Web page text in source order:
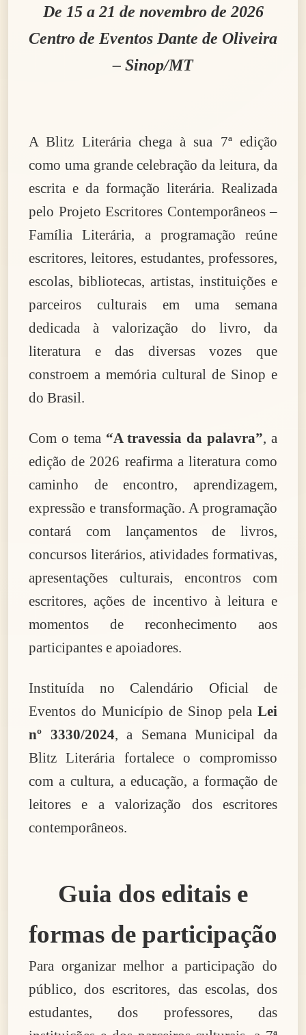
De 15 a 21 de novembro de 2026
Centro de Eventos Dante de Oliveira
– Sinop/MT
A Blitz Literária chega à sua 7ª edição
como uma grande celebração da leitura, da
escrita e da formação literária. Realizada
pelo Projeto Escritores Contemporâneos –
Família Literária, a programação reúne
escritores, leitores, estudantes, professores,
escolas, bibliotecas, artistas, instituições e
parceiros culturais em uma semana
dedicada à valorização do livro, da
literatura e das diversas vozes que
constroem a memória cultural de Sinop e
do Brasil.
Com o tema “A travessia da palavra”, a
edição de 2026 reafirma a literatura como
caminho de encontro, aprendizagem,
expressão e transformação. A programação
contará com lançamentos de livros,
concursos literários, atividades formativas,
apresentações culturais, encontros com
escritores, ações de incentivo à leitura e
momentos de reconhecimento aos
participantes e apoiadores.
Instituída no Calendário Oficial de
Eventos do Município de Sinop pela Lei
nº 3330/2024, a Semana Municipal da
Blitz Literária fortalece o compromisso
com a cultura, a educação, a formação de
leitores e a valorização dos escritores
contemporâneos.
Guia dos editais e
formas de participação
Para organizar melhor a participação do
público, dos escritores, das escolas, dos
estudantes, dos professores, das